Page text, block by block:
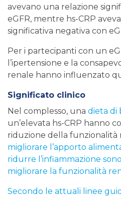
avevano una relazione
eGFR, mentre hs-CRP
significativa negativa con
Per i partecipanti con un
l’ipertensione e la
renale hanno influenzato
Significato clinico
Nel complesso, una dieta di
un’elevata hs-CRP hanno
riduzione della funzionalità
migliorare l’apporto
ridurre l’infiammazione
migliorare la funzionalità
Secondo le attuali linee